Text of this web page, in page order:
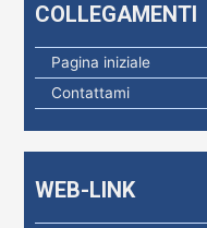
COLLEGAMENTI
Pagina iniziale
Contattami
WEB-LINK